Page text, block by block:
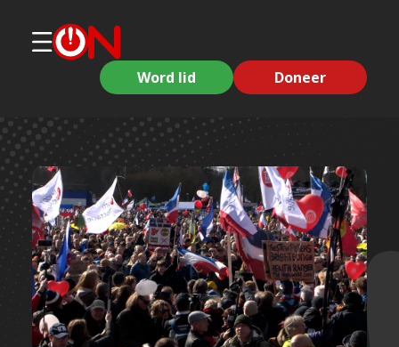
Word lid Doneer